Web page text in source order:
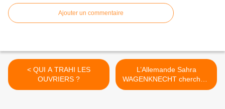
Ajouter un commentaire
< QUI A TRAHI LES
OUVRIERS ?
L’Allemande Sahra
WAGENKNECHT cherche à
créer un nouveau groupe